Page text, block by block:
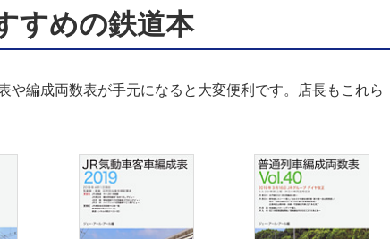
すめの鉄道本
編成両数表が手元になると大変便利です。店長もこれら